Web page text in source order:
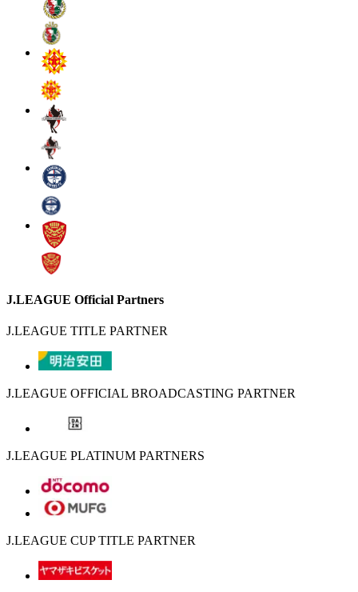
J.LEAGUE Official Partners
J.LEAGUE TITLE PARTNER
J.LEAGUE OFFICIAL BROADCASTING PARTNER
J.LEAGUE PLATINUM PARTNERS
J.LEAGUE CUP TITLE PARTNER